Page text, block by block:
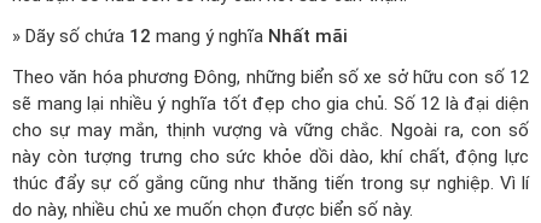
» Dãy số chứa 12 mang ý nghĩa Nhất mãi
Theo văn hóa phương Đông, những biển số xe sở hữu con số 12
sẽ mang lại nhiều ý nghĩa tốt đẹp cho gia chủ. Số 12 là đại diện
cho sự may mắn, thịnh vượng và vững chắc. Ngoài ra, con số
này còn tượng trưng cho sức khỏe dồi dào, khí chất, động lực
thúc đẩy sự cố gắng cũng như thăng tiến trong sự nghiệp. Vì lí
do này, nhiều chủ xe muốn chọn được biển số này.